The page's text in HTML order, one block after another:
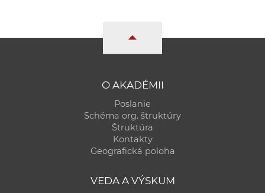
O AKADÉMII
Poslanie
Schéma org. štruktúry
Štruktúra
Kontakty
Geografická poloha
VEDA A VÝSKUM